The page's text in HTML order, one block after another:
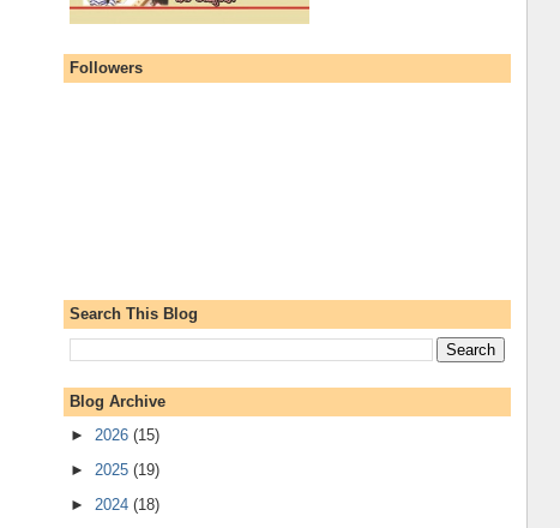
Followers
Search This Blog
Blog Archive
► 2026 (15)
► 2025 (19)
► 2024 (18)